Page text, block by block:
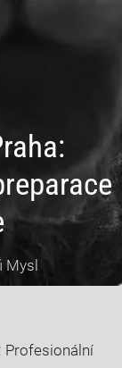
Mysl
Profesionální